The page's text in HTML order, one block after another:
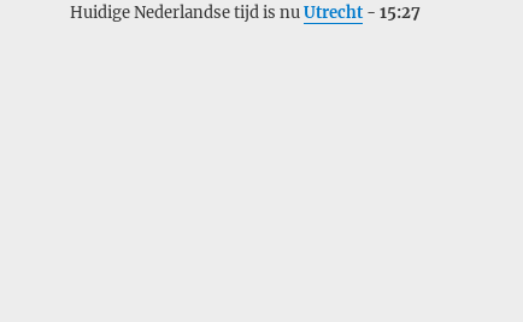
Huidige Nederlandse tijd is nuUtrecht- 15:27